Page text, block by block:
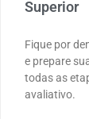
Superior
Fique por
e prepare
todas as
avaliativo.